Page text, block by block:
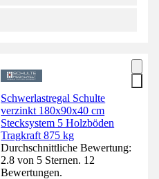
Schwerlastregal Schulte
verzinkt 180x90x40 cm
Stecksystem 5 Holzböden
Tragkraft 875 kg
Durchschnittliche Bewertung:
2.8 von 5 Sternen. 12
Bewertungen.